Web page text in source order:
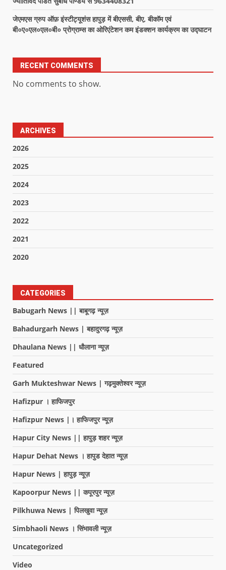
जेएमएस ग्रुप ऑफ़ इंस्टीट्यूशंस हापुड़ में बीएससी, बीए, बीकॉम एवं
बी०ए०एल०एल०बी० प्रोग्राम्स का ओरिएंटेशन कम इंडक्शन कार्यक्रम का उद्घाटन
RECENT COMMENTS
No comments to show.
ARCHIVES
2026
2025
2024
2023
2022
2021
2020
CATEGORIES
Babugarh News || बाबूगढ़ न्यूज़
Bahadurgarh News | बहादुरगढ़ न्यूज़
Dhaulana News || धौलाना न्यूज़
Featured
Garh Mukteshwar News | गढ़मुक्तेश्वर न्यूज़
Hafizpur । हाफिजपुर
Hafizpur News |। हाफिजपुर न्यूज़
Hapur City News || हापुड़ शहर न्यूज़
Hapur Dehat News । हापुड देहात न्यूज़
Hapur News | हापुड़ न्यूज़
Kapoorpur News || कपूरपुर न्यूज़
Pilkhuwa News | पिलखुवा न्यूज़
Simbhaoli News । सिंभावली न्यूज़
Uncategorized
Video